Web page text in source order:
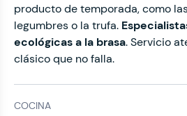
producto de temporada, como
legumbres o la trufa.
ecológicas a la brasa. Servicio
clásico que no falla.
COCINA